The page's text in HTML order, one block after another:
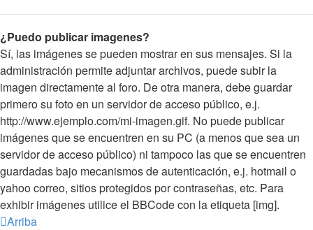
¿Puedo publicar imagenes?
Sí, las imágenes se pueden mostrar en sus mensajes. Si la
administración permite adjuntar archivos, puede subir la
imagen directamente al foro. De otra manera, debe guardar
primero su foto en un servidor de acceso público, e.j.
http://www.ejemplo.com/mi-imagen.gif. No puede publicar
imágenes que se encuentren en su PC (a menos que sea un
servidor de acceso público) ni tampoco las que se encuentren
guardadas bajo mecanismos de autenticación, e.j. hotmail o
yahoo correo, sitios protegidos por contraseñas, etc. Para
exhibir imágenes utilice el BBCode con la etiqueta [img].
Arriba